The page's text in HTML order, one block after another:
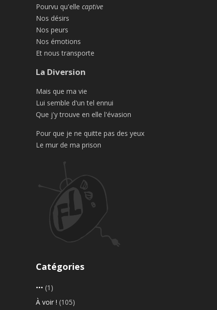
Pourvu qu'elle captive
Nos désirs
Nos peurs
Nos émotions
Et nous transporte
La Diversion
Mais que ma vie
Lui semble d'un tel ennui
Que j'y trouve en elle l'évasion
Pour que je ne quitte pas des yeux
Le mur de ma prison
Catégories
••• (1)
À voir ! (105)